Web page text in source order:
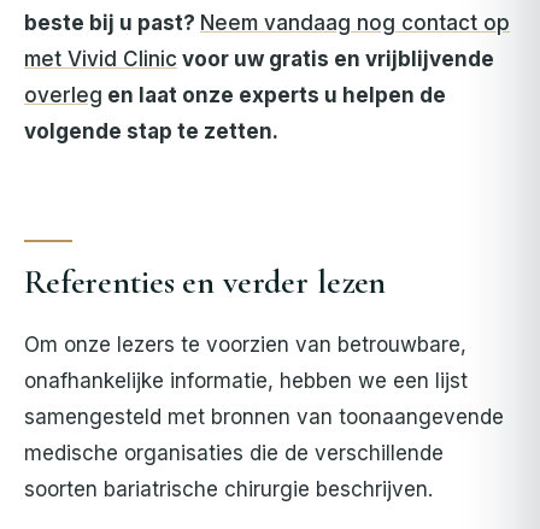
beste bij u past? Neem vandaag nog contact op
met Vivid Clinic voor uw gratis en vrijblijvende
overleg en laat onze experts u helpen de
volgende stap te zetten.
Referenties en verder lezen
Om onze lezers te voorzien van betrouwbare,
onafhankelijke informatie, hebben we een lijst
samengesteld met bronnen van toonaangevende
medische organisaties die de verschillende
soorten bariatrische chirurgie beschrijven.